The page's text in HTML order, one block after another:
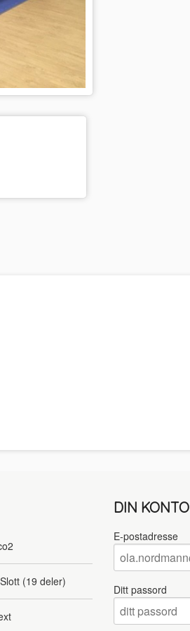
(19 deler)
DIN KONTO
E-postadresse
Ditt passord